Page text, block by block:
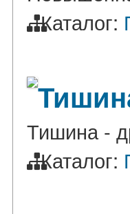
Каталог:
Тишина -
Каталог: